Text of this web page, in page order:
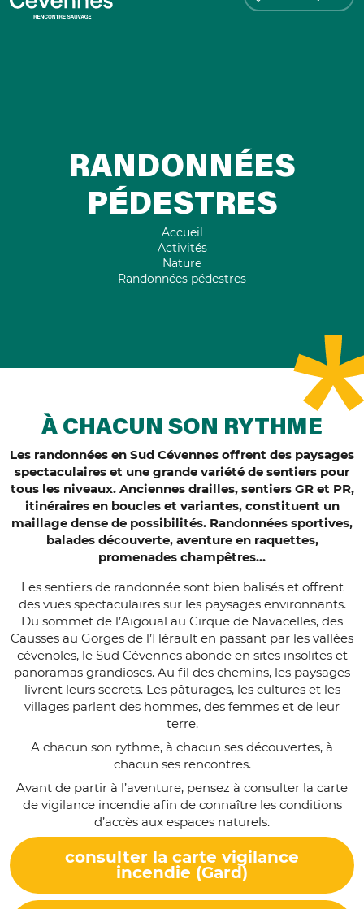
RANDONNÉES
PÉDESTRES
Accueil
Activités
Nature
Randonnées pédestres
À CHACUN SON RYTHME
Les randonnées en Sud Cévennes offrent des paysages
spectaculaires et une grande variété de sentiers pour
tous les niveaux. Anciennes drailles, sentiers GR et PR,
itinéraires en boucles et variantes, constituent un
maillage dense de possibilités. Randonnées sportives,
balades découverte, aventure en raquettes,
promenades champêtres…
Les sentiers de randonnée sont bien balisés et offrent
des vues spectaculaires sur les paysages environnants.
Du sommet de l’Aigoual au Cirque de Navacelles, des
Causses au Gorges de l’Hérault en passant par les vallées
cévenoles, le Sud Cévennes abonde en sites insolites et
panoramas grandioses. Au fil des chemins, les paysages
livrent leurs secrets. Les pâturages, les cultures et les
villages parlent des hommes, des femmes et de leur
terre.
A chacun son rythme, à chacun ses découvertes, à
chacun ses rencontres.
Avant de partir à l’aventure, pensez à consulter la carte
de vigilance incendie afin de connaître les conditions
d’accès aux espaces naturels.
consulter la carte vigilance
incendie (Gard)